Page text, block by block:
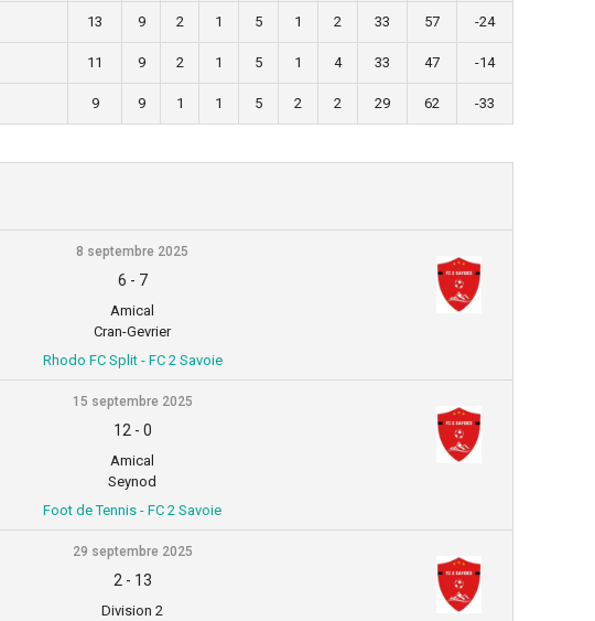
13 9 2 1 5 1 2 33 57 -24
11 9 2 1 5 1 4 33 47 -14
9 9 1 1 5 2 2 29 62 -33
8 septembre 2025
6 - 7
Amical
Cran-Gevrier
Rhodo FC Split - FC 2 Savoie
15 septembre 2025
12- 0
Amical
Seynod
Foot de Tennis - FC 2 Savoie
29 septembre 2025
2- 13
Division 2